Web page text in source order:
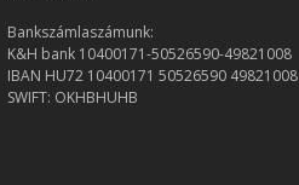
Bankszámlaszámunk:
K&H bank 10400171-50526590-49821008
IBAN HU72 10400171 50526590 49821008
SWIFT: OKHBHUHB